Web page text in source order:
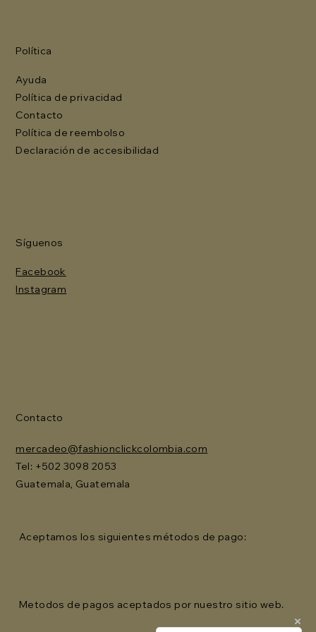
Política
Ayuda
Política de privacidad
Contacto
Política de reembolso
Declaración de accesibilidad
Síguenos
Facebook
Instagram
Contacto
mercadeo@fashionclickcolombia.com
Tel: ‪+502 3098 2053‬
Guatemala, Guatemala
Aceptamos los siguientes métodos de pago:
Metodos de pagos aceptados por nuestro sitio web.